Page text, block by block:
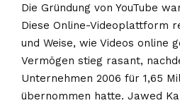
Die Gründung von YouTube
Diese Online-Videoplattform
und Weise, wie Videos online
Vermögen stieg rasant,
Unternehmen 2006 für 1,65
übernommen hatte. Jawed